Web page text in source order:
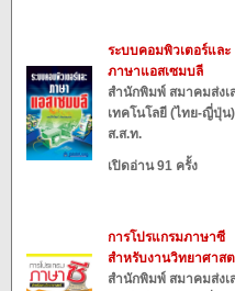
ระบบคอมพิวเตอร์และ
ภาษาแอสเซมบลี
สำนักพิมพ์ สมาคมส่งเ
เทคโนโลยี (ไทย-ญี่ปุ่น)
ส.ส.ท.
เปิดอ่าน 91 ครั้ง
การโปรแกรมภาษาซี
สำหรับงานวิทยาศาส
สำนักพิมพ์ สมาคมส่งเ